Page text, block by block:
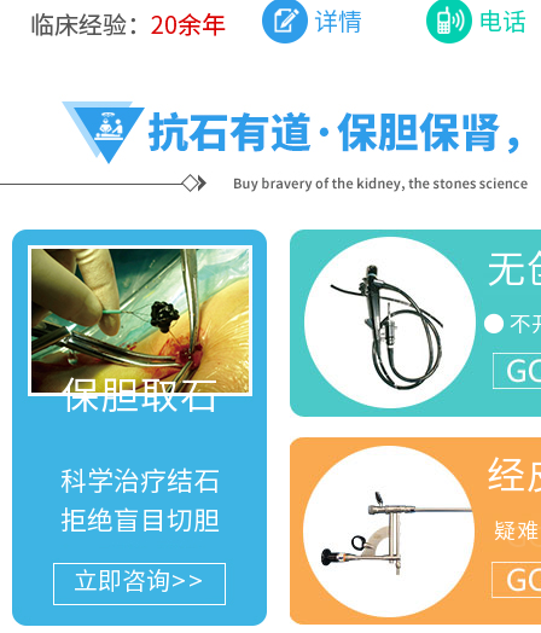
详情 电话
保胆取石
科学治疗结石
拒绝盲目切胆
立即咨询>>
无
● 不
经
疑